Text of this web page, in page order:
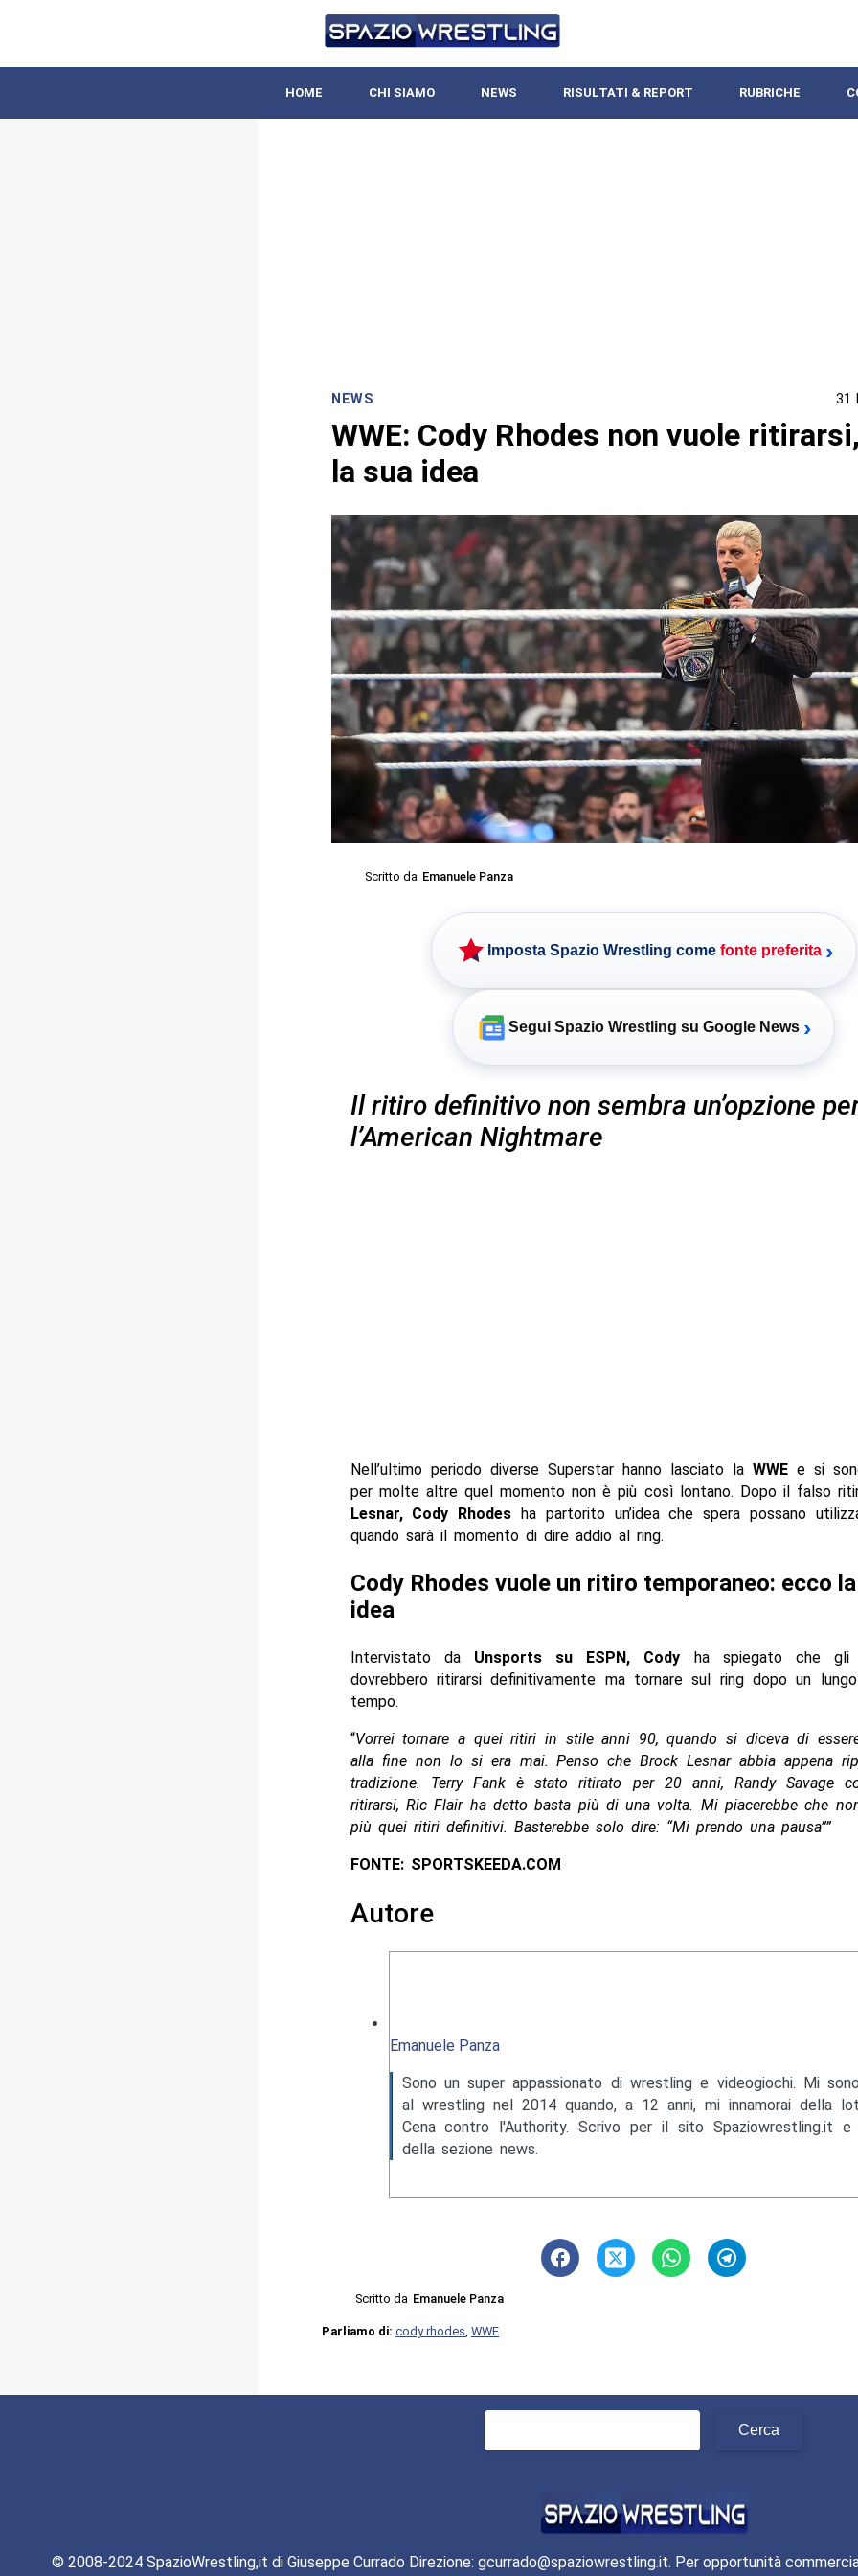
HOME CHI SIAMO NEWS RISULTATI & REPORT RUBRICHE
NEWS 31
WWE: Cody Rhodes non vuole
la sua idea
Scritto da Emanuele Panza
Imposta Spazio Wrestling come fonte preferita ›
Segui Spazio Wrestling su Google News ›
Il ritiro definitivo non sembra un’opzione
l’American Nightmare
Nell’ultimo periodo diverse Superstar hanno lasciato laWWE e si
per molte altre quel momento non è più così lontano. Dopo il falso
Lesnar, Cody Rhodes ha partorito un’idea che spera possano
quando sarà il momento di dire addio al ring.
Cody Rhodes vuole un ritiro temporaneo: ecco
idea
Intervistato da Unsports su ESPN, Cody ha spiegato che gli
dovrebbero ritirarsi definitivamente ma tornare sul ring dopo un
tempo.
“Vorrei tornare a quei ritiri in stile anni 90, quando si diceva di
alla fine non lo si era mai. Penso che Brock Lesnar abbia appena
tradizione. Terry Fank è stato ritirato per 20 anni, Randy Savage
ritirarsi, Ric Flair ha detto basta più di una volta. Mi piacerebbe che
più quei ritiri definitivi. Basterebbe solo dire: “Mi prendo una pausa””
FONTE: SPORTSKEEDA.COM
Autore
Emanuele Panza
Sono un super appassionato di wrestling e videogiochi. Mi
al wrestling nel 2014 quando, a 12 anni, mi innamorai della
Cena contro l'Authority. Scrivo per il sito Spaziowrestling.it
della sezione news.
Scritto da Emanuele Panza
Parliamo di: cody rhodes, WWE
Ricerca
© 2008-2024 SpazioWrestling,it di Giuseppe Currado Direzione: gcurrado@spaziowrestling.it. Per opportunità